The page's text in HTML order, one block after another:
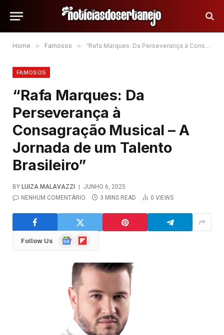
Home » Famosos » “Rafa Marques: Da Perseverança à Consagração Musical – A Jornada de um Talento Brasileiro”
FAMOSOS
“Rafa Marques: Da
Perseverança à
Consagração Musical – A
Jornada de um Talento
Brasileiro”
BY LUIZA MALAVAZZI
JUNHO 6, 2025
NENHUM COMENTÁRIO
3 MINS READ 0 VIEWS
Follow Us
GoogleFlipboard